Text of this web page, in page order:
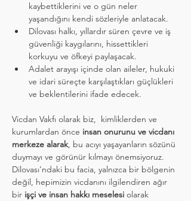
kaybettiklerini ve o gün neler
yaşandığını kendi sözleriyle anlatacak.
Dilovası halkı, yıllardır süren çevre ve iş
güvenliği kaygılarını, hissettikleri
korkuyu ve öfkeyi paylaşacak.
Adalet arayışı içinde olan aileler, hukuki
ve idari süreçte karşılaştıkları güçlükleri
ve beklentilerini ifade edecek.
Vicdan Vakfı olarak biz,  kimliklerden ve
kurumlardan önce insan onurunu ve vicdanı
merkeze alarak, bu acıyı yaşayanların sözünü
duymayı ve görünür kılmayı önemsiyoruz.
Dilovası’ndaki bu facia, yalnızca bir bölgenin
değil, hepimizin vicdanını ilgilendiren ağır
bir işçi ve insan hakkı meselesi olarak